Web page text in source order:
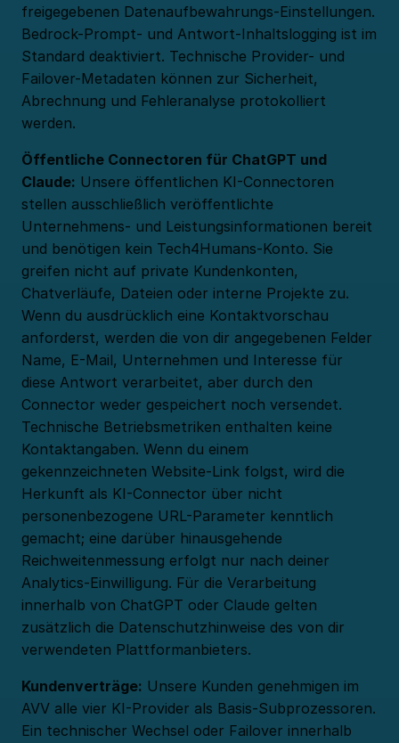
freigegebenen Datenaufbewahrungs-Einstellungen.
Bedrock-Prompt- und Antwort-Inhaltslogging ist im
Standard deaktiviert. Technische Provider- und
Failover-Metadaten können zur Sicherheit,
Abrechnung und Fehleranalyse protokolliert
werden.
Öffentliche Connectoren für ChatGPT und
Claude: Unsere öffentlichen KI-Connectoren
stellen ausschließlich veröffentlichte
Unternehmens- und Leistungsinformationen bereit
und benötigen kein Tech4Humans-Konto. Sie
greifen nicht auf private Kundenkonten,
Chatverläufe, Dateien oder interne Projekte zu.
Wenn du ausdrücklich eine Kontaktvorschau
anforderst, werden die von dir angegebenen Felder
Name, E-Mail, Unternehmen und Interesse für
diese Antwort verarbeitet, aber durch den
Connector weder gespeichert noch versendet.
Technische Betriebsmetriken enthalten keine
Kontaktangaben. Wenn du einem
gekennzeichneten Website-Link folgst, wird die
Herkunft als KI-Connector über nicht
personenbezogene URL-Parameter kenntlich
gemacht; eine darüber hinausgehende
Reichweitenmessung erfolgt nur nach deiner
Analytics-Einwilligung. Für die Verarbeitung
innerhalb von ChatGPT oder Claude gelten
zusätzlich die Datenschutzhinweise des von dir
verwendeten Plattformanbieters.
Kundenverträge: Unsere Kunden genehmigen im
AVV alle vier KI-Provider als Basis-Subprozessoren.
Ein technischer Wechsel oder Failover innerhalb